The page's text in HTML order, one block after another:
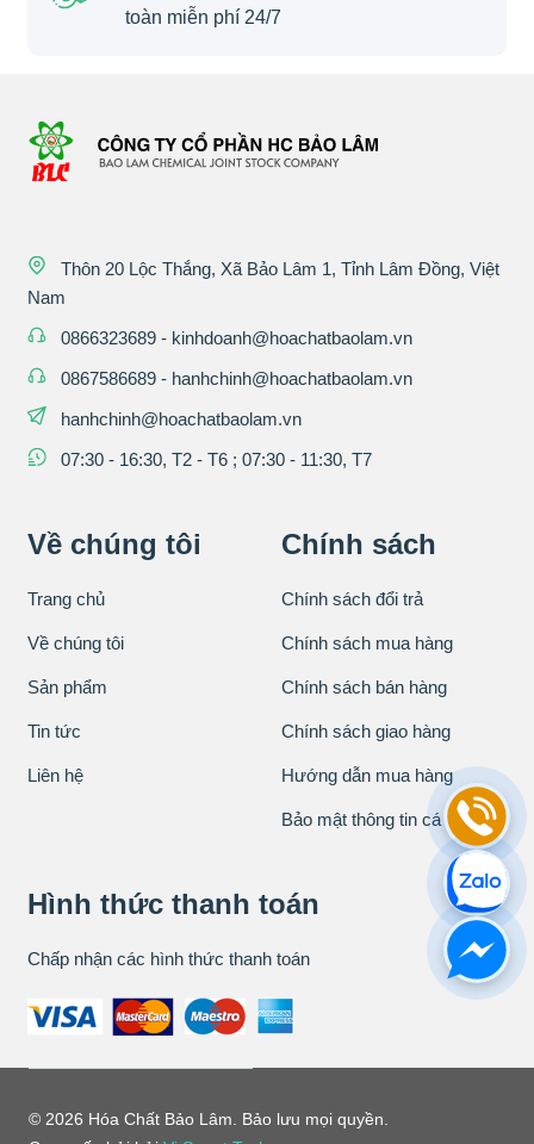
toàn miễn phí 24/7
Thôn 20 Lộc Thắng, Xã Bảo Lâm 1, Tỉnh Lâm Đồng, Việt
Nam
0866323689- kinhdoanh@hoachatbaolam.vn
0867586689- hanhchinh@hoachatbaolam.vn
hanhchinh@hoachatbaolam.vn
07:30 - 16:30, T2 - T6 ; 07:30 - 11:30, T7
Về chúng tôi
Trang chủ
Về chúng tôi
Sản phẩm
Tin tức
Liên hệ
Chính sách
Chính sách đổi trả
Chính sách mua hàng
Chính sách bán hàng
Chính sách giao hàng
Hướng dẫn mua hàng
Bảo mật thông tin cá nhân
Hình thức thanh toán
Chấp nhận các hình thức thanh toán
© 2026 Hóa Chất Bảo Lâm. Bảo lưu mọi quyền.